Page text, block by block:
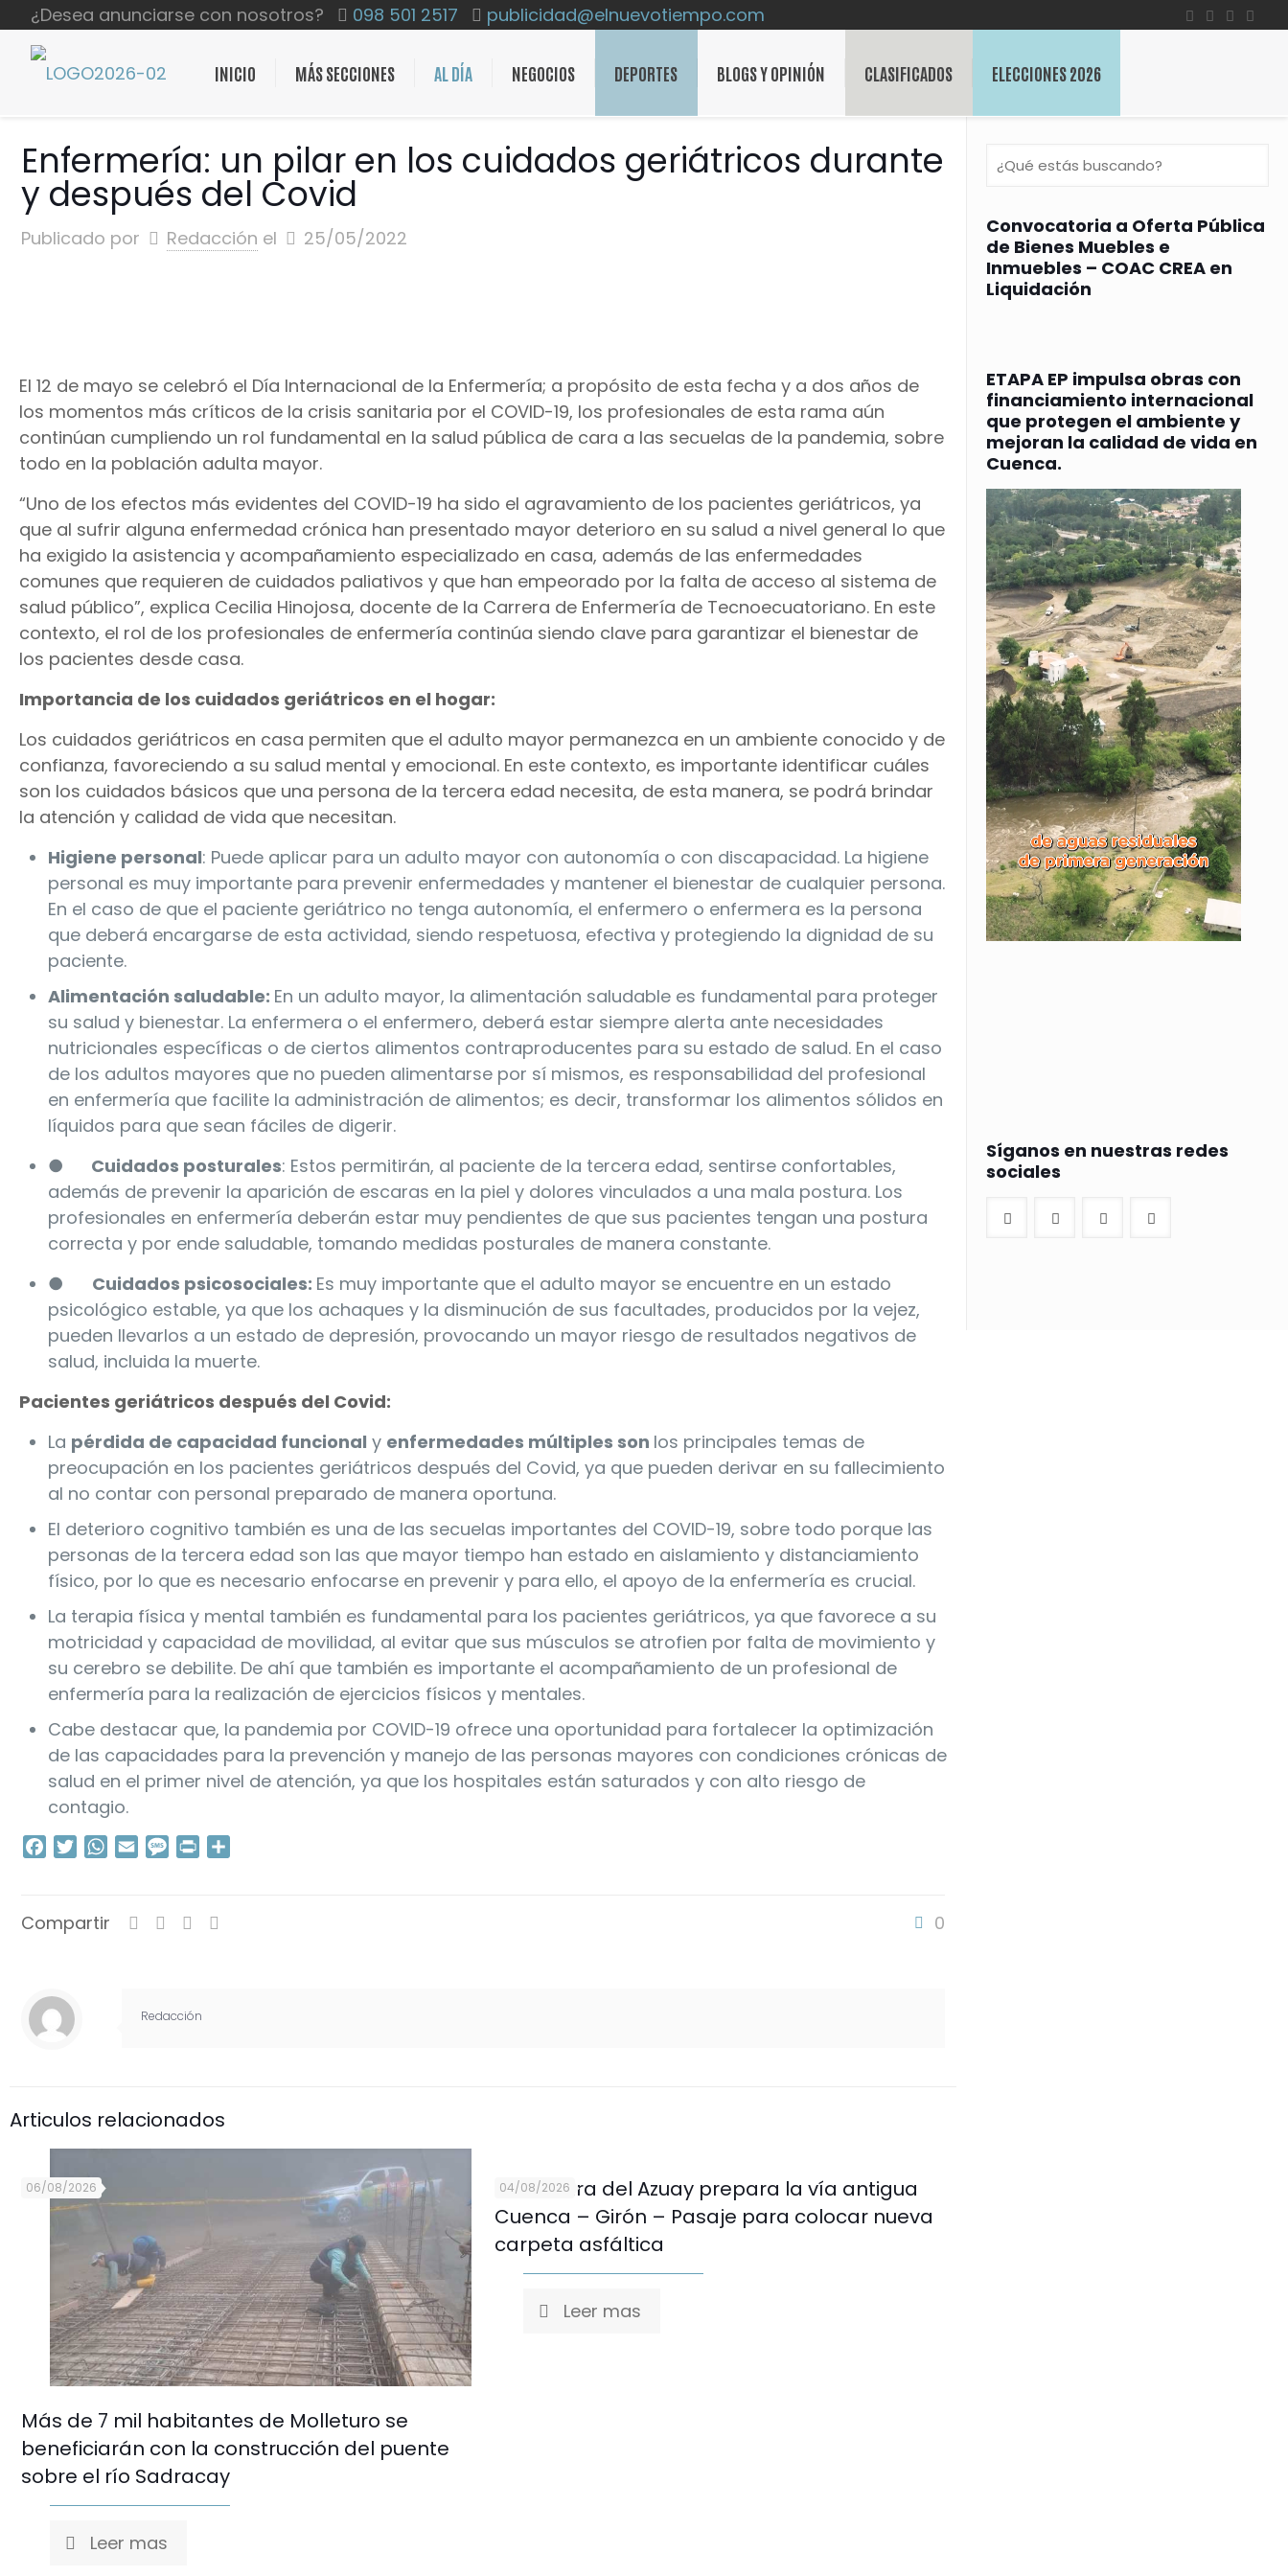
¿Desea anunciarse con nosotros? 098 501 2517 publicidad@elnuevotiempo.com
INICIO MÁS SECCIONES AL DÍA NEGOCIOS DEPORTES BLOGS Y OPINIÓN CLASIFICADOS ELECCIONES 2026
Enfermería: un pilar en los cuidados geriátricos durante
y después del Covid
Publicado por Redacción el 25/05/2022
El 12 de mayo se celebró el Día Internacional de la Enfermería; a propósito de esta fecha y a dos años de
los momentos más críticos de la crisis sanitaria por el COVID-19, los profesionales de esta rama aún
continúan cumpliendo un rol fundamental en la salud pública de cara a las secuelas de la pandemia, sobre
todo en la población adulta mayor.
“Uno de los efectos más evidentes del COVID-19 ha sido el agravamiento de los pacientes geriátricos, ya
que al sufrir alguna enfermedad crónica han presentado mayor deterioro en su salud a nivel general lo que
ha exigido la asistencia y acompañamiento especializado en casa, además de las enfermedades
comunes que requieren de cuidados paliativos y que han empeorado por la falta de acceso al sistema de
salud público”, explica Cecilia Hinojosa, docente de la Carrera de Enfermería de Tecnoecuatoriano. En este
contexto, el rol de los profesionales de enfermería continúa siendo clave para garantizar el bienestar de
los pacientes desde casa.
Importancia de los cuidados geriátricos en el hogar:
Los cuidados geriátricos en casa permiten que el adulto mayor permanezca en un ambiente conocido y de
confianza, favoreciendo a su salud mental y emocional. En este contexto, es importante identificar cuáles
son los cuidados básicos que una persona de la tercera edad necesita, de esta manera, se podrá brindar
la atención y calidad de vida que necesitan.
Higiene personal: Puede aplicar para un adulto mayor con autonomía o con discapacidad. La higiene
personal es muy importante para prevenir enfermedades y mantener el bienestar de cualquier persona.
En el caso de que el paciente geriátrico no tenga autonomía, el enfermero o enfermera es la persona
que deberá encargarse de esta actividad, siendo respetuosa, efectiva y protegiendo la dignidad de su
paciente.
Alimentación saludable: En un adulto mayor, la alimentación saludable es fundamental para proteger
su salud y bienestar. La enfermera o el enfermero, deberá estar siempre alerta ante necesidades
nutricionales específicas o de ciertos alimentos contraproducentes para su estado de salud. En el caso
de los adultos mayores que no pueden alimentarse por sí mismos, es responsabilidad del profesional
en enfermería que facilite la administración de alimentos; es decir, transformar los alimentos sólidos en
líquidos para que sean fáciles de digerir.
●
Cuidados posturales: Estos permitirán, al paciente de la tercera edad, sentirse confortables,
además de prevenir la aparición de escaras en la piel y dolores vinculados a una mala postura. Los
profesionales en enfermería deberán estar muy pendientes de que sus pacientes tengan una postura
correcta y por ende saludable, tomando medidas posturales de manera constante.
● Cuidados psicosociales: Es muy importante que el adulto mayor se encuentre en un estado
psicológico estable, ya que los achaques y la disminución de sus facultades, producidos por la vejez,
pueden llevarlos a un estado de depresión, provocando un mayor riesgo de resultados negativos de
salud, incluida la muerte.
Pacientes geriátricos después del Covid:
La pérdida de capacidad funcional y enfermedades múltiples son los principales temas de
preocupación en los pacientes geriátricos después del Covid, ya que pueden derivar en su fallecimiento
al no contar con personal preparado de manera oportuna.
El deterioro cognitivo también es una de las secuelas importantes del COVID-19, sobre todo porque las
personas de la tercera edad son las que mayor tiempo han estado en aislamiento y distanciamiento
físico, por lo que es necesario enfocarse en prevenir y para ello, el apoyo de la enfermería es crucial.
La terapia física y mental también es fundamental para los pacientes geriátricos, ya que favorece a su
motricidad y capacidad de movilidad, al evitar que sus músculos se atrofien por falta de movimiento y
su cerebro se debilite. De ahí que también es importante el acompañamiento de un profesional de
enfermería para la realización de ejercicios físicos y mentales.
Cabe destacar que, la pandemia por COVID-19 ofrece una oportunidad para fortalecer la optimización
de las capacidades para la prevención y manejo de las personas mayores con condiciones crónicas de
salud en el primer nivel de atención, ya que los hospitales están saturados y con alto riesgo de
contagio.
Facebook
TwitterWhatsApp
Email Message
Print
Compartir 0
Redacción
Articulos relacionados
06/08/2026
Más de 7 mil habitantes de Molleturo se
beneficiarán con la construcción del puente
sobre el río Sadracay
Leer mas
04/08/2026
Prefectura del Azuay prepara la vía antigua
Cuenca – Girón – Pasaje para colocar nueva
carpeta asfáltica
Leer mas
Convocatoria a Oferta Pública
de Bienes Muebles e
Inmuebles – COAC CREA en
Liquidación
ETAPA EP impulsa obras con
financiamiento internacional
que protegen el ambiente y
mejoran la calidad de vida en
Cuenca.
Síganos en nuestras redes
sociales